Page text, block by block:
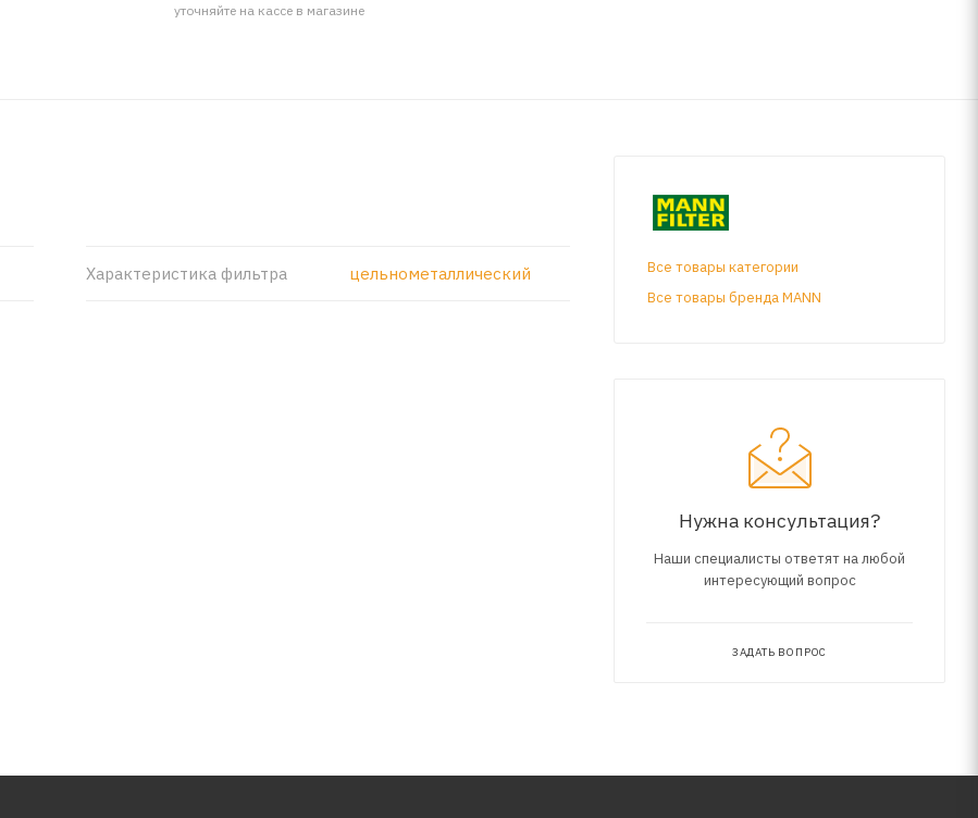
уточняйте на кассе в магазине
Характеристика фильтра цельнометаллический
Все товары категории
Все товары бренда MANN
Нужна консультация?
Наши специалисты ответят на любой
интересующий вопрос
ЗАДАТЬ ВОПРОС